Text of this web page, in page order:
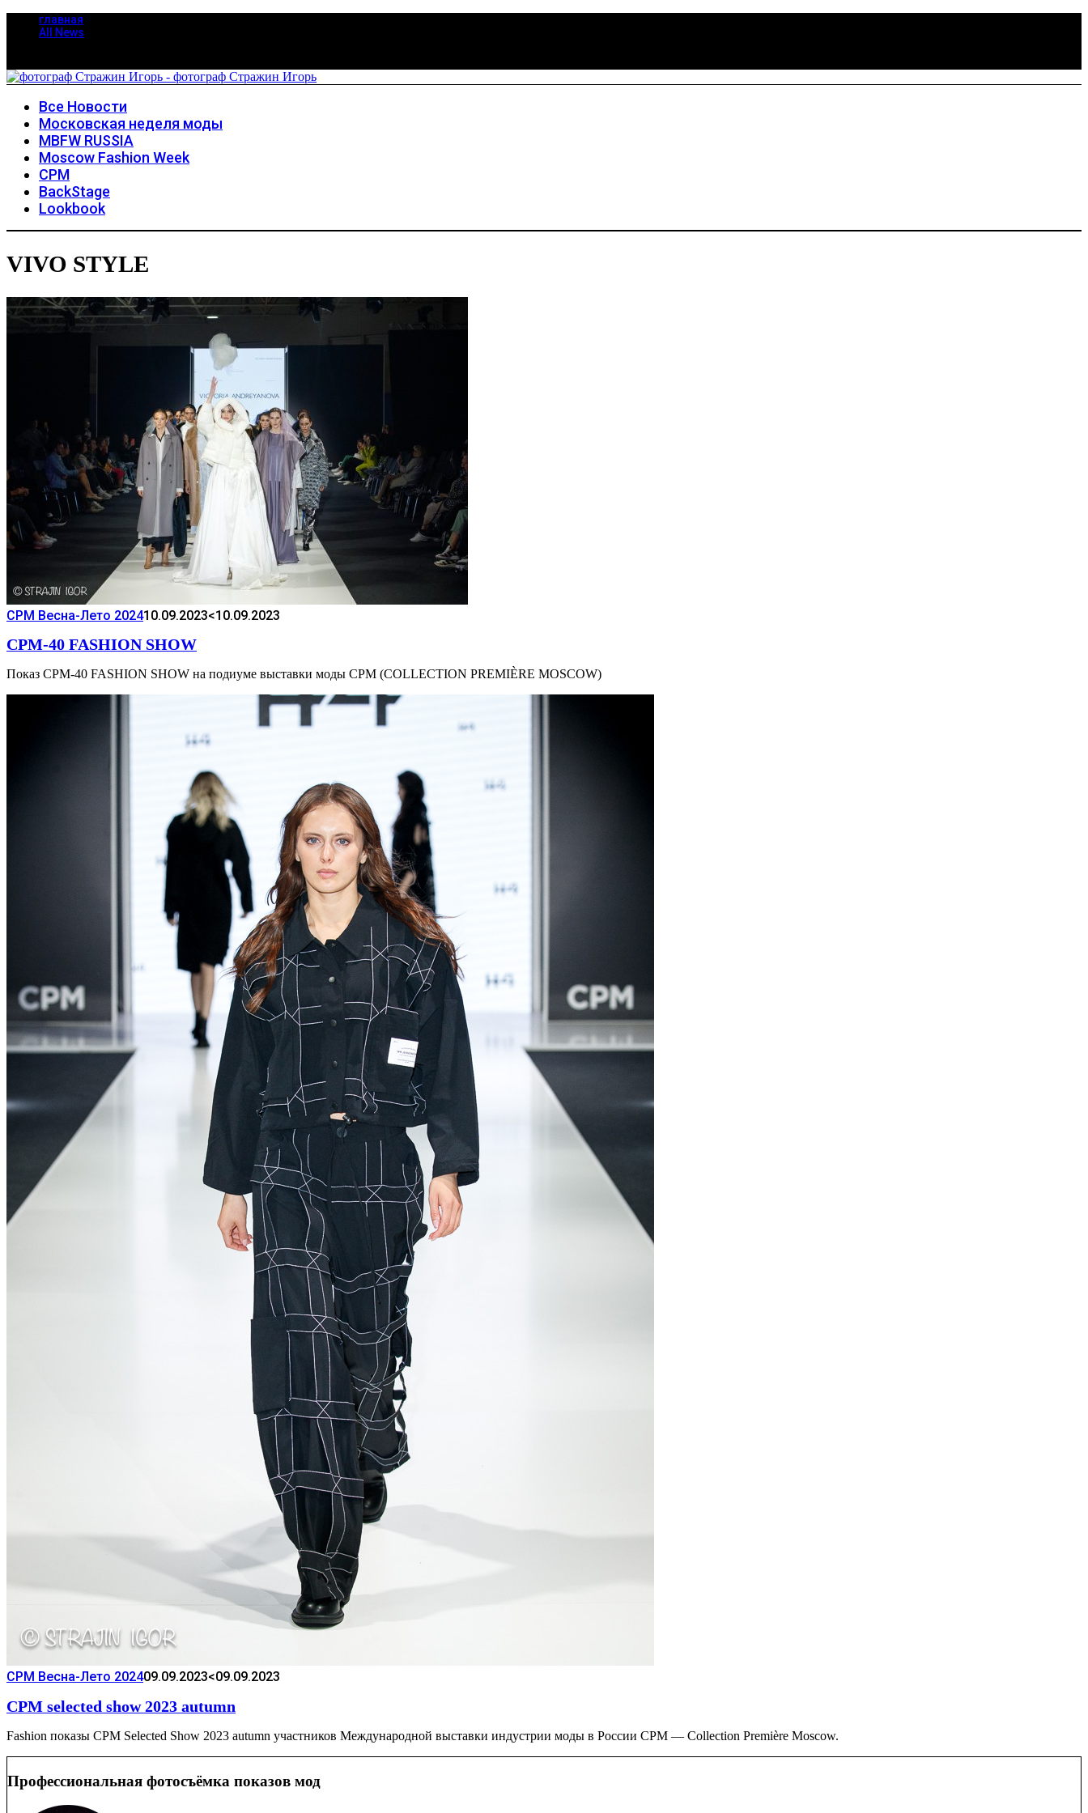
главная
All News
Все Новости
Московская неделя моды
MBFW RUSSIA
Moscow Fashion Week
CPM
BackStage
Lookbook
VIVO STYLE
CPM Весна-Лето 202410.09.2023<10.09.2023
CPM-40 FASHION SHOW
Показ CPM-40 FASHION SHOW на подиуме выставки моды CPM (COLLECTION PREMIÈRE MOSCOW)
CPM Весна-Лето 202409.09.2023<09.09.2023
CPM selected show 2023 autumn
Fashion показы CPM Selected Show 2023 autumn участников Международной выставки индустрии моды в России CPM — Collection Première Moscow.
Профессиональная фотосъёмка показов мод